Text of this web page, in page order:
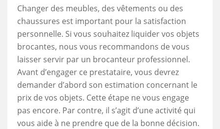
Changer des meubles, des vêtements ou des
chaussures est important pour la satisfaction
personnelle. Si vous souhaitez liquider vos objets
brocantes, nous vous recommandons de vous
laisser servir par un brocanteur professionnel.
Avant d’engager ce prestataire, vous devrez
demander d’abord son estimation concernant le
prix de vos objets. Cette étape ne vous engage
pas encore. Par contre, il s’agit d’une activité qui
vous aide à ne prendre que de la bonne décision.